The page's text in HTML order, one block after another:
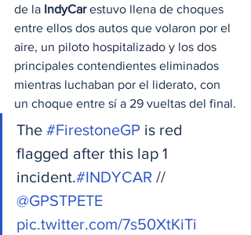
de la IndyCar estuvo llena de choques
entre ellos dos autos que volaron por el
aire, un piloto hospitalizado y los dos
principales contendientes eliminados
mientras luchaban por el liderato, con
un choque entre sí a 29 vueltas del final.
The #FirestoneGP is red
flagged after this lap 1
incident.#INDYCAR //
@GPSTPETE
pic.twitter.com/7s50XtKiTi